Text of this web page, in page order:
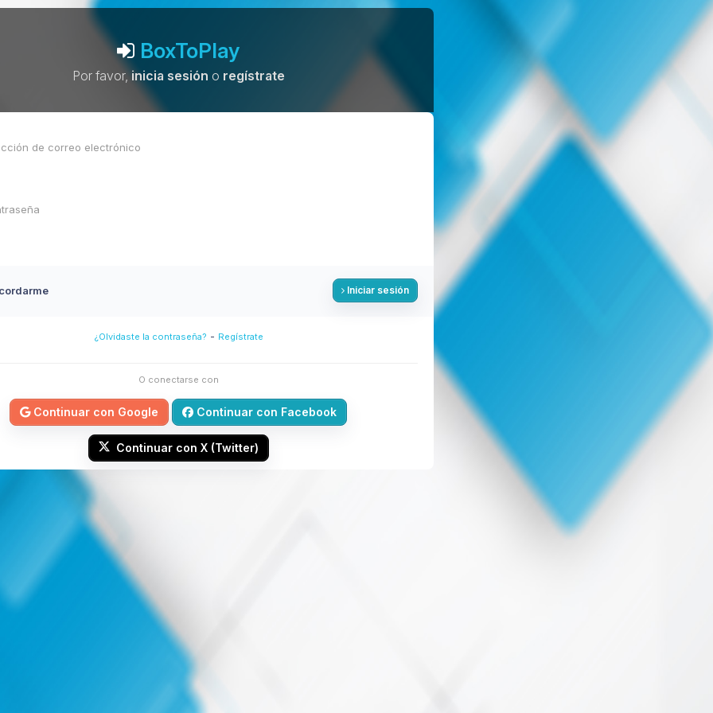
BoxToPlay
Por favor,inicia sesión o regístrate
Iniciar sesión
¿Olvidaste la contraseña? - Regístrate
O conectarse con
Continuar con Google Continuar con Facebook
Continuar con X (Twitter)